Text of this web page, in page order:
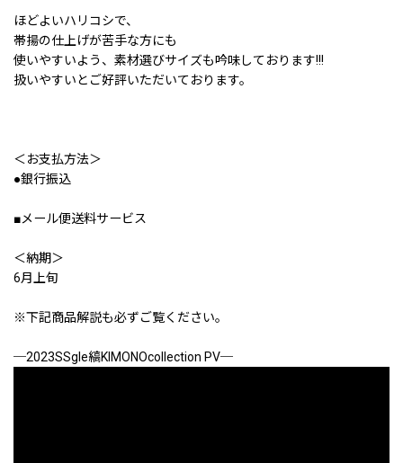
ほどよいハリコシで、
帯揚の仕上げが苦手な方にも
使いやすいよう、素材選びサイズも吟味しております!!!
扱いやすいとご好評いただいております。
＜お支払方法＞
●銀行振込
■メール便送料サービス
＜納期＞
6月上旬
※下記商品解説も必ずご覧ください。
─2023SSgle縞KIMONOcollection PV─